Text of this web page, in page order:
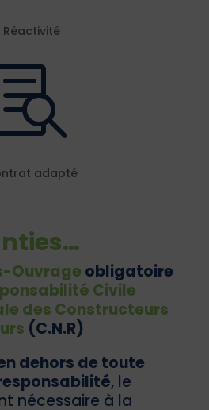
Réactivité

adapté
Ouvrage obligatoire
Civile
des Constructeurs
(C.N.R)
dehors de toute
, le
nécessaire à la